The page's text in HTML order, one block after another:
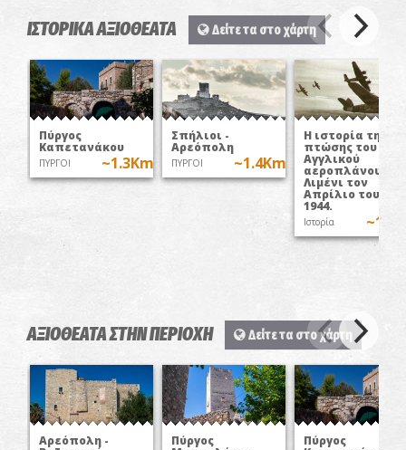
ΙΣΤΟΡΙΚΑ ΑΞΙΟΘΕΑΤΑ Δείτε τα στο χάρτη
Πύργος
Καπετανάκου
ΠΥΡΓΟΙ ~1.3Km
Σπήλιοι -
Αρεόπολη
ΠΥΡΓΟΙ ~1.4Km
Η ιστορία της
πτώσης του
Αγγλικού
αεροπλάνου στο
Λιμένι τον
Απρίλιο του
1944.
Ιστορία
ΑΞΙΟΘΕΑΤΑ ΣΤΗΝ ΠΕΡΙΟΧΗ Δείτε τα στο χάρτη
Αρεόπολη - Πύργος Πύργος